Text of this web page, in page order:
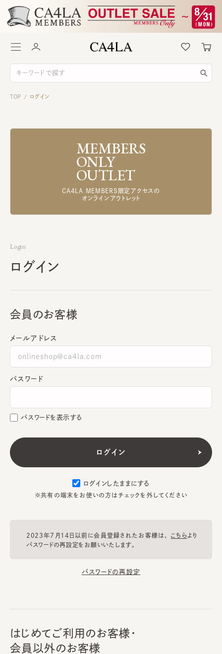
TOP / ログイン
MEMBERS
ONLY
OUTLET
CA4LA MEMBERS限定アクセスの
オンラインアウトレット
Login
ログイン
会員のお客様
メールアドレス
パスワード
パスワードを表示する
ログインしたままにする
※共有の端末をお使いの方はチェックを外してください
2023年7月14日以前に会員登録されたお客様は、 こちらより
パスワードの再設定をお願いいたします。
パスワードの再設定
はじめてご利用のお客様・
会員以外のお客様